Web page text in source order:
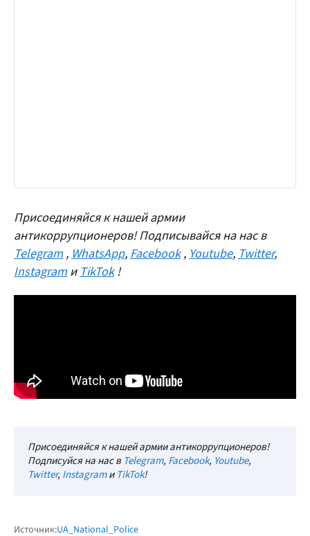
Присоединяйся к нашей армии
антикоррупционеров! Подписывайся на нас в
Telegram ,WhatsApp,Facebook ,Youtube,Twitter,
Instagram иTikTok!
Присоединяйся к нашей армии антикоррупционеров!
Подписуйся на нас в Telegram, Facebook, Youtube,
Twitter, InstagramиTikTok!
Источник:UA_National_Police